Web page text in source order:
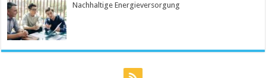
Nachhaltige Energieversorgung